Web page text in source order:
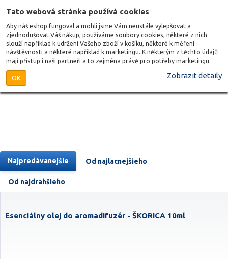
Tato webová stránka používá cookies
Aby náš eshop fungoval a mohli jsme Vám neustále vylepšovat a
zjednodušovat Váš nákup, používáme soubory cookies, některé z nich
slouží například k udržení Vašeho zboží v košíku, některé k měření
návštěvnosti a některé například k marketingu. K některým z těchto údajů
mají přístup i naši partneři a to zejména právě pro potřeby marketingu.
OK Zobrazit detaily
Najpredávanejšie Od najlacnejšieho
Od najdrahšieho
Esenciálny olej do aromadifuzér - ŠKORICA 10ml